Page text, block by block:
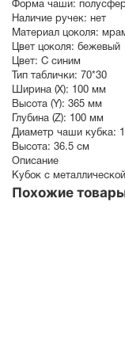
Форма чаши:
Наличие ручек: нет
Материал цоколя:
Цвет цоколя: бежевый
Цвет: С синим
Тип таблички: 70*30
Ширина (X): 100 мм
Высота (Y): 365 мм
Глубина (Z): 100 мм
Диаметр чаши кубка:
Высота: 36.5 см
Описание
Кубок с
Похожие